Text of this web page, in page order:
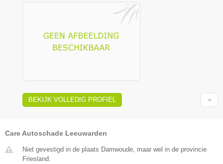
BEKIJK VOLLEDIG PROFIEL
Care Autoschade Leeuwarden
Niet gevestigd in de plaats Damwoude, maar wel in de provincie
Friesland.